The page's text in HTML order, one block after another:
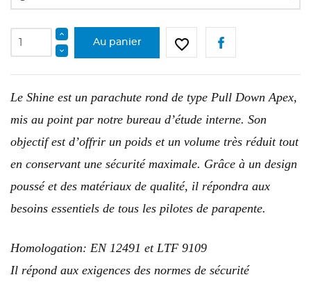
Au panier favorite_border
Le Shine est un parachute rond de type Pull Down Apex,
mis au point par notre bureau d’étude interne. Son
objectif est d’offrir un poids et un volume très réduit tout
en conservant une sécurité maximale. Grâce à un design
poussé et des matériaux de qualité, il répondra aux
besoins essentiels de tous les pilotes de parapente.
Homologation: EN 12491 et LTF 9109
Il répond aux exigences des normes de sécurité
AJOUTER À MA LISTE D'ENVIES
CRÉER UNE LISTE D'ENVIES
NOM DE LA LISTE D'ENVIES
Annuler Créer une liste d'envies
Vous devez être connecté pour ajouter des produits